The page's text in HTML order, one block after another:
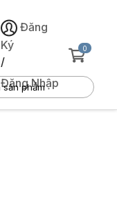
Đăng
Ký
/
Đăng Nhập
0